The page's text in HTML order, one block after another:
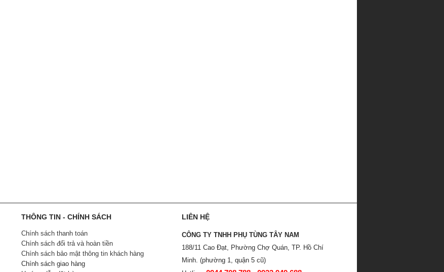
THÔNG TIN - CHÍNH SÁCH
Chính sách thanh toán
Chính sách đổi trả và hoàn tiền
Chính sách bảo mật thông tin khách hàng
Chính sách giao hàng
LIÊN HỆ
CÔNG TY TNHH PHỤ TÙNG TÂY NAM
188/11 Cao Đạt, Phường Chợ Quán, TP. Hồ Chí
Minh. (phường 1, quận 5 cũ)